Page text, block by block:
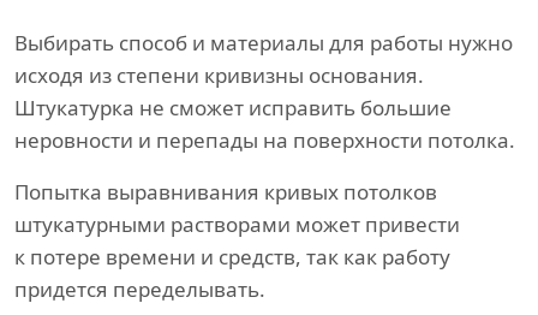
Выбирать способ и материалы для работы нужно
исходя из степени кривизны основания.
Штукатурка не сможет исправить большие
неровности и перепады на поверхности потолка.
Попытка выравнивания кривых потолков
штукатурными растворами может привести
к потере времени и средств, так как работу
придется переделывать.